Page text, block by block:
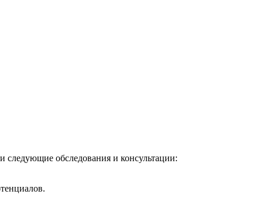
следующие обследования и консультации: